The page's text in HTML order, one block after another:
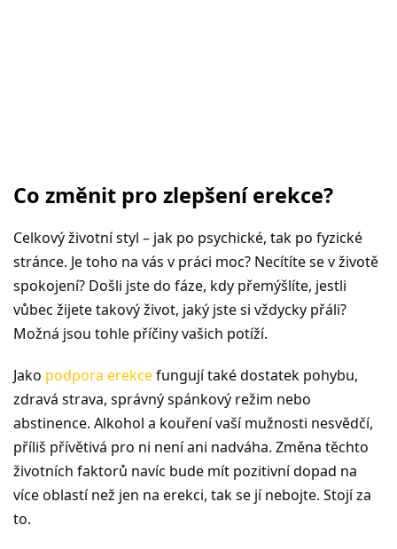
Co změnit pro zlepšení erekce?
Celkový životní styl – jak po psychické, tak po fyzické
stránce. Je toho na vás v práci moc? Necítíte se v životě
spokojení? Došli jste do fáze, kdy přemýšlíte, jestli
vůbec žijete takový život, jaký jste si vždycky přáli?
Možná jsou tohle příčiny vašich potíží.
Jako podpora erekcefungují také dostatek pohybu,
zdravá strava, správný spánkový režim nebo
abstinence. Alkohol a kouření vaší mužnosti nesvědčí,
příliš přívětivá pro ni není ani nadváha. Změna těchto
životních faktorů navíc bude mít pozitivní dopad na
více oblastí než jen na erekci, tak se jí nebojte. Stojí za
to.